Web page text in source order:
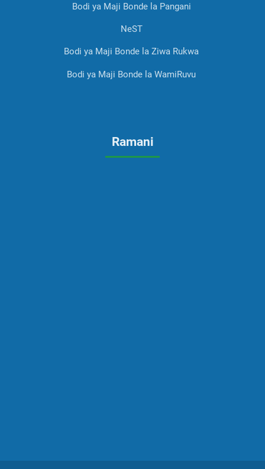
Bodi ya Maji Bonde la Pangani
NeST
Bodi ya Maji Bonde la Ziwa Rukwa
Bodi ya Maji Bonde la WamiRuvu
Ramani